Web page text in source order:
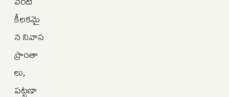
కీలకమై
న నివాస
ప్రాంతా
లు,
పట్టణా